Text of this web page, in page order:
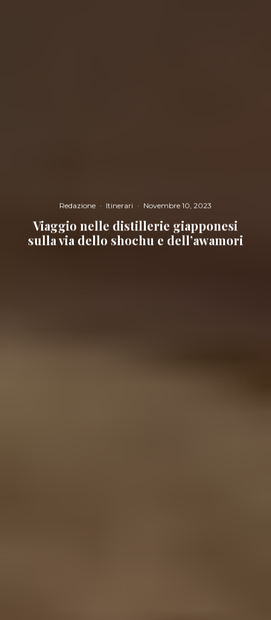
Redazione · Itinerari · Novembre 10, 2023
Viaggio nelle distillerie giapponesi
sulla via dello shochu e dell’awamori